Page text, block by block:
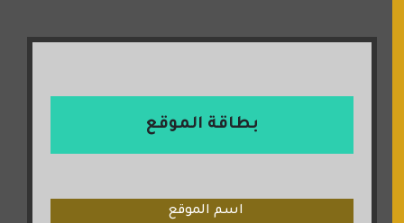
بطاقة الموقع
اسم الموقع